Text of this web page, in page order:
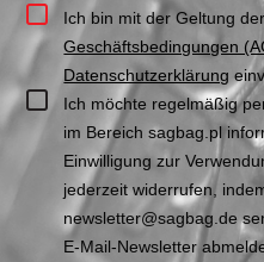
Ich bin mit der Geltung
Geschäftsbedingungen
Datenschutzerklärung
Ich möchte regelmäßig
im Bereich sagbag.pl
Einwilligung zur
jederzeit widerrufen,
newsletter@sagbag.de
E-Mail-Newsletter